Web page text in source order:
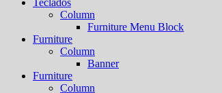
Teclados
Column
Furniture Menu Block
Furniture
Column
Banner
Furniture
Column